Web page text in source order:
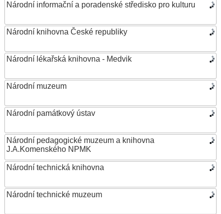
Národní informační a poradenské středisko pro kulturu
Národní knihovna České republiky
Národní lékařská knihovna - Medvik
Národní muzeum
Národní památkový ústav
Národní pedagogické muzeum a knihovna
J.A.Komenského NPMK
Národní technická knihovna
Národní technické muzeum